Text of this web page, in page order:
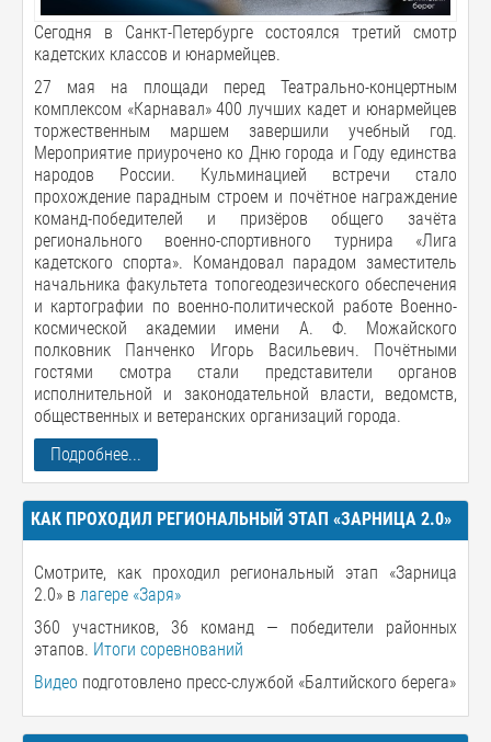
Сегодня в Санкт-Петербурге состоялся третий смотр
кадетских классов и юнармейцев.
27 мая на площади перед Театрально-концертным
комплексом «Карнавал» 400 лучших кадет и юнармейцев
торжественным маршем завершили учебный год.
Мероприятие приурочено ко Дню города и Году единства
народов России. Кульминацией встречи стало
прохождение парадным строем и почётное награждение
команд-победителей и призёров общего зачёта
регионального военно-спортивного турнира «Лига
кадетского спорта». Командовал парадом заместитель
начальника факультета топогеодезического обеспечения
и картографии по военно-политической работе Военно-
космической академии имени А. Ф. Можайского
полковник Панченко Игорь Васильевич. Почётными
гостями смотра стали представители органов
исполнительной и законодательной власти, ведомств,
общественных и ветеранских организаций города.
Подробнее...
КАК ПРОХОДИЛ РЕГИОНАЛЬНЫЙ ЭТАП «ЗАРНИЦА 2.0»
Смотрите, как проходил региональный этап «Зарница
2.0» в лагере «Заря»
360 участников, 36 команд — победители районных
этапов. Итоги соревнований
Видео подготовлено пресс-службой «Балтийского берега»